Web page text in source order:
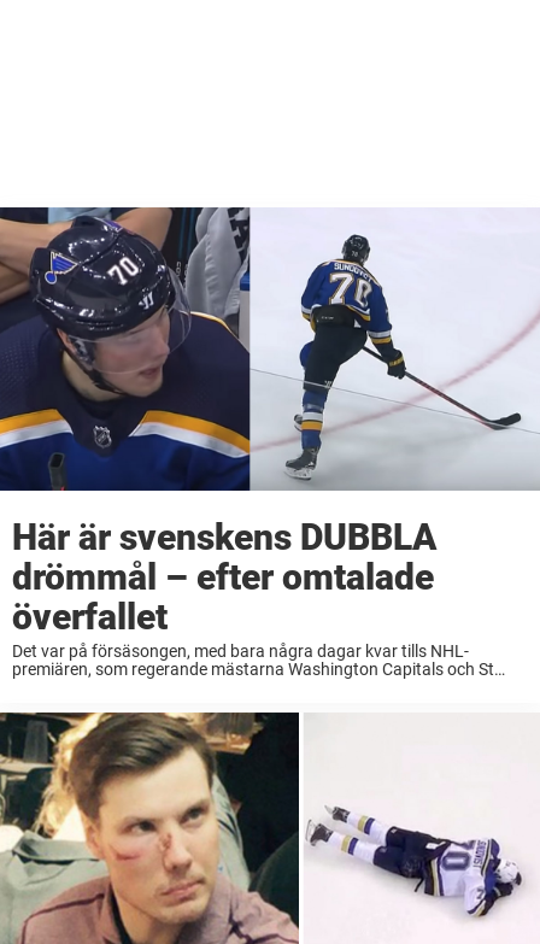
Här är svenskens DUBBLA
drömmål – efter omtalade
överfallet
Det var på försäsongen, med bara några dagar kvar tills NHL-
premiären, som regerande mästarna Washington Capitals och St